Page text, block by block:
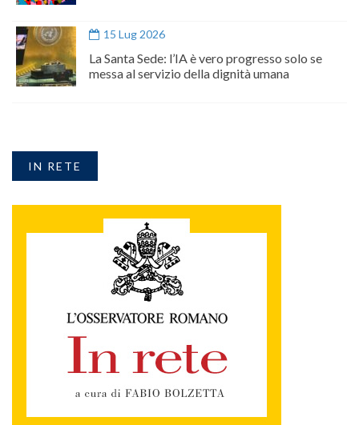
15 Lug 2026
La Santa Sede: l’IA è vero progresso solo se
messa al servizio della dignità umana
IN RETE